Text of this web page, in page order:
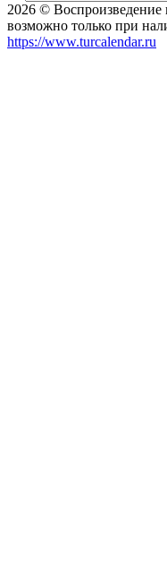
2026 © Воспроизведение
возможно только при
https://www.turcalendar.ru